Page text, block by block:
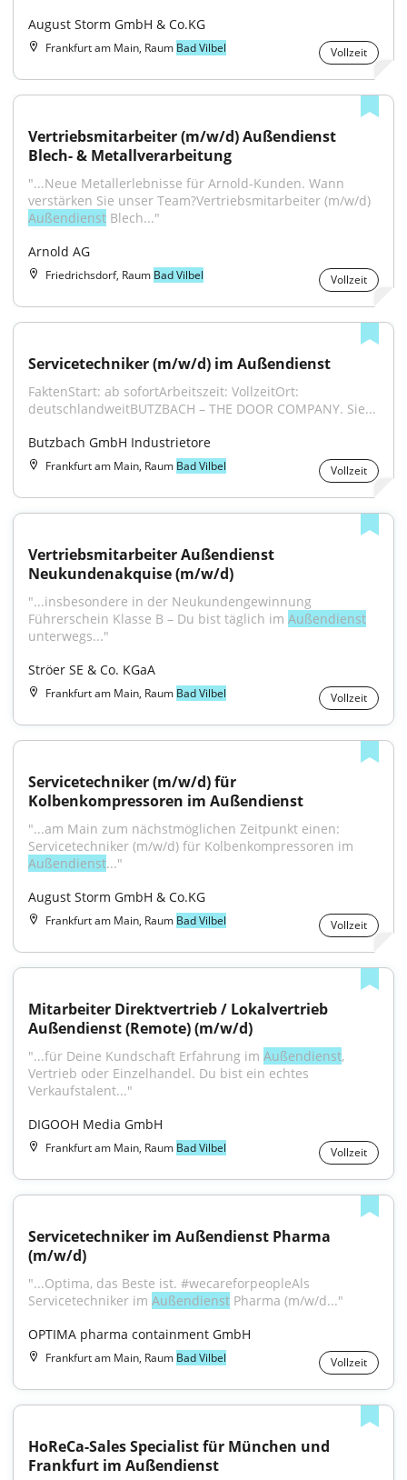
August Storm GmbH & Co.KG
Frankfurt am Main, Raum Bad Vilbel Vollzeit
Vertriebsmitarbeiter (m/w/d) Außendienst
Blech- & Metallverarbeitung
"...Neue Metallerlebnisse für Arnold-Kunden. Wann
Außendienst Blech..."
Arnold AG
Friedrichsdorf, Raum Bad Vilbel Vollzeit
Servicetechniker (m/w/d) im Außendienst
FaktenStart: ab sofortArbeitszeit: VollzeitOrt:
deutschlandweitBUTZBACH – THE DOOR COMPANY. Sie...
Butzbach GmbH Industrietore
Frankfurt am Main, Raum Bad Vilbel Vollzeit
Vertriebsmitarbeiter Außendienst
Neukundenakquise (m/w/d)
"...insbesondere in der Neukundengewinnung
Führerschein Klasse B – Du bist täglich im Außendienst
unterwegs..."
Ströer SE & Co. KGaA
Frankfurt am Main, Raum Bad Vilbel Vollzeit
Servicetechniker (m/w/d) für
Kolbenkompressoren im Außendienst
"...am Main zum nächstmöglichen Zeitpunkt einen:
Außendienst..."
August Storm GmbH & Co.KG
Frankfurt am Main, Raum Bad Vilbel Vollzeit
Mitarbeiter Direktvertrieb / Lokalvertrieb
Außendienst (Remote) (m/w/d)
"...für Deine Kundschaft Erfahrung im Außendienst,
Vertrieb oder Einzelhandel. Du bist ein echtes
Verkaufstalent..."
DIGOOH Media GmbH
Frankfurt am Main, Raum Bad Vilbel Vollzeit
Servicetechniker im Außendienst Pharma
(m/w/d)
"...Optima, das Beste ist. #wecareforpeopleAls
Servicetechniker im Außendienst Pharma (m/w/d..."
OPTIMA pharma containment GmbH
Frankfurt am Main, Raum Bad Vilbel Vollzeit
HoReCa-Sales Specialist für München und
Frankfurt im Außendienst